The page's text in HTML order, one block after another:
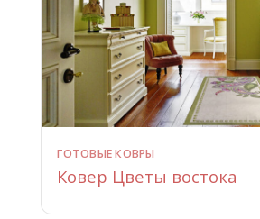
ГОТОВЫЕ КОВРЫ
Ковер Цветы востока